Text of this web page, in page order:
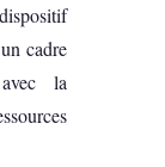
cadre
la